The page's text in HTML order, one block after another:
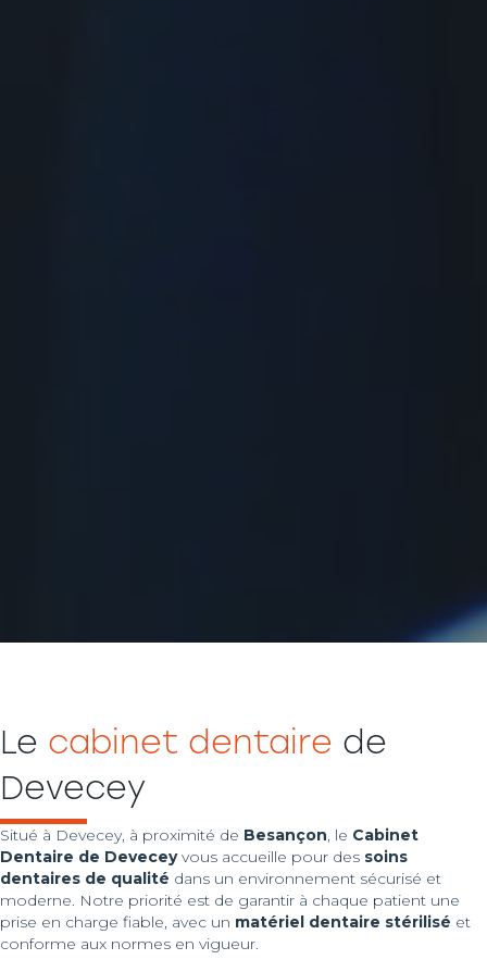
Le cabinet dentaire de
Devecey
Situé à Devecey, à proximité de Besançon, le Cabinet
Dentaire de Deveceyvous accueille pour des soins
dentaires de qualité dans un environnement sécurisé et
moderne. Notre priorité est de garantir à chaque patient une
prise en charge fiable, avec un matériel dentaire stérilisé et
conforme aux normes en vigueur.